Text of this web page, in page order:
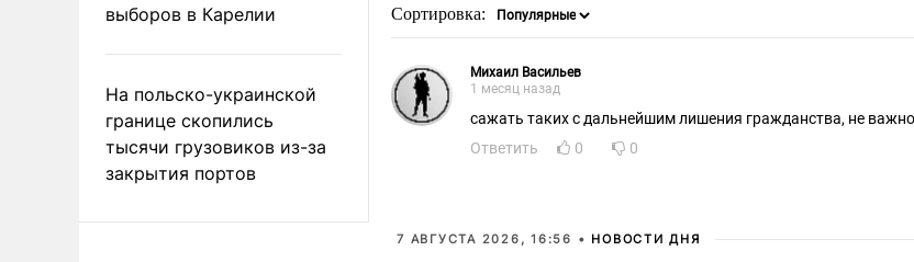
выборов в Карелии
На польско-украинской
границе скопились
тысячи грузовиков из-за
закрытия портов
Сортировка:
Михаил Васильев
1 месяц назад
сажать таких с дальнейшим лишения гражданства, не
Ответить
0 0
7 АВГУСТА 2026, 16:56 • НОВОСТИ ДНЯ